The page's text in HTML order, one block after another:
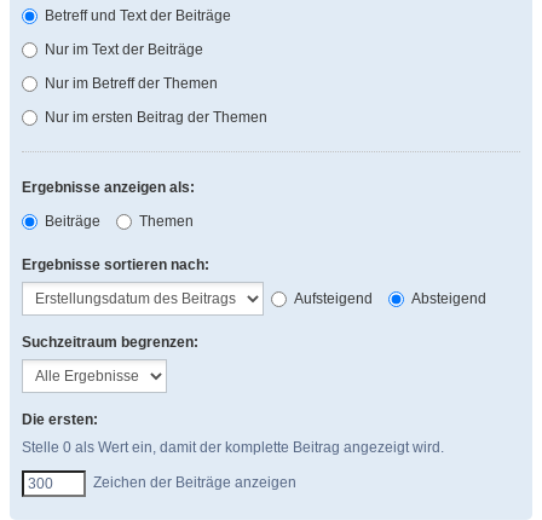
Betreff und Text der Beiträge
Nur im Text der Beiträge
Nur im Betreff der Themen
Nur im ersten Beitrag der Themen
Ergebnisse anzeigen als:
Beiträge
Themen
Ergebnisse sortieren nach:
Aufsteigend
Absteigend
Suchzeitraum begrenzen:
Die ersten:
Stelle 0 als Wert ein, damit der komplette Beitrag angezeigt wird.
Zeichen der Beiträge anzeigen